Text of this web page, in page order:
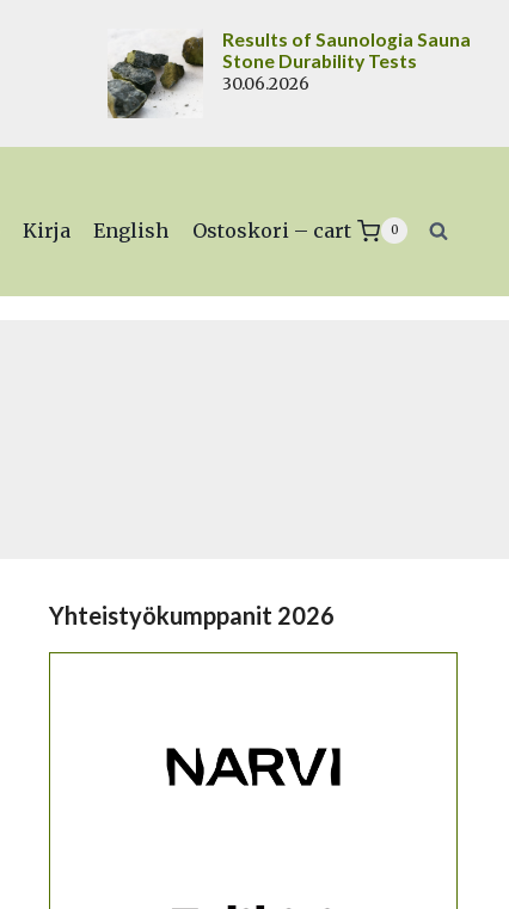
Results of Saunologia Sauna
Stone Durability Tests
30.06.2026
Kirja English Ostoskori – cart 0
Yhteistyökumppanit 2026